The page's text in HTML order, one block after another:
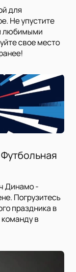
для
Не упустите
любимыми
свое место
Динамо -
Погрузитесь
праздника в
в